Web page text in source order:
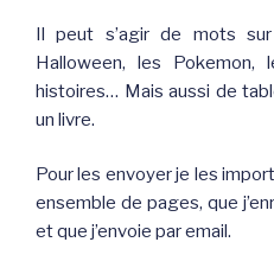
Il peut s’agir de mots
Halloween, les
histoires… Mais aussi de
un livre.
Pour les envoyer je les
ensemble de pages, que
et que j’envoie par email.